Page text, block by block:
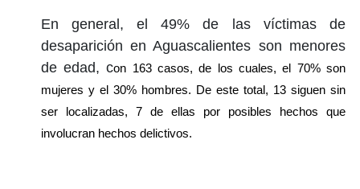
En general, el 49% de las víctimas de
desaparición en Aguascalientes son menores
de edad, con 163 casos, de los cuales, el 70% son
mujeres y el 30% hombres. De este total, 13 siguen sin
ser localizadas, 7 de ellas por posibles hechos que
involucran hechos delictivos.